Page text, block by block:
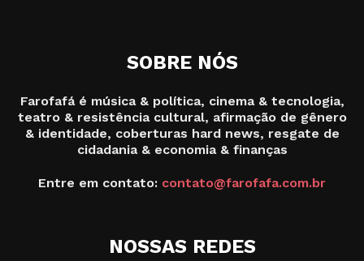
SOBRE NÓS
Farofafá é música & política, cinema & tecnologia,
teatro & resistência cultural, afirmação de gênero
& identidade, coberturas hard news, resgate de
cidadania & economia & finanças
Entre em contato: contato@farofafa.com.br
NOSSAS REDES